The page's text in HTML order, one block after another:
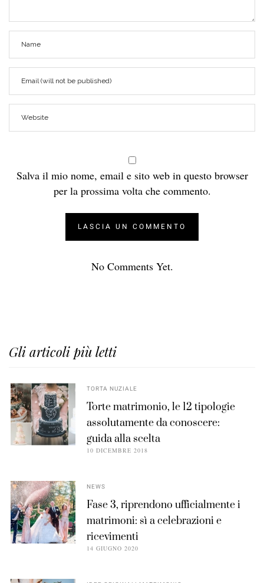
Salva il mio nome, email e sito web in questo browser
per la prossima volta che commento.
No Comments Yet.
Gli articoli più letti
TORTA NUZIALE
Torte matrimonio, le 12 tipologie
assolutamente da conoscere:
guida alla scelta
10 DICEMBRE 2018
NEWS
Fase 3, riprendono ufficialmente i
matrimoni: sì a celebrazioni e
ricevimenti
14 GIUGNO 2020